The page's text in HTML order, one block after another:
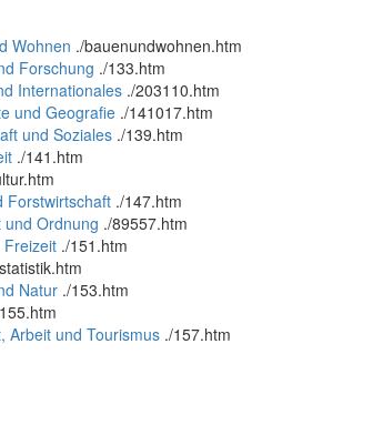
Wohnen ./bauenundwohnen.htm
Forschung ./133.htm
Internationales ./203110.htm
und Geografie ./141017.htm
und Soziales ./139.htm
./141.htm
Forstwirtschaft ./147.htm
und Ordnung ./89557.htm
./151.htm
Natur ./153.htm
Arbeit und Tourismus ./157.htm